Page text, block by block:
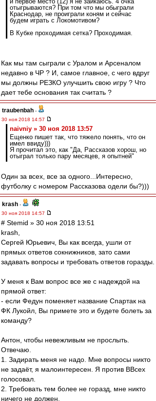
отыгрываются? При том что мы обыграли
Краснодар, не проиграли коням и сейчас
будем играть с Локомотивом?
В Кубке проходимая сетка? Проходимая.
Как мы там сыграли с Уралом и Арсеналом
недавно в ЧР ? И, самое главное, с чего вдруг
мы должны РЕЗКО улучшить свою игру ? Что
дает тебе основания так считать ?
traubenbah -
30 ноя 2018 14:57
naivniy » 30 ноя 2018 13:57
Ещенко пишет так, что тяжело понять, что он
имел ввиду)))
Я прочитал это, как "Да, Рассказов хорош, но
отыграл только пару месяцев, я опытней"
Один за всех, все за одного...Интересно,
футболку с номером Рассказова одели бы?)))
krash -
30 ноя 2018 14:57
# Stemid » 30 ноя 2018 13:51
krash,
Сергей Юрьевич, Вы как всегда, ушли от
прямых ответов сокнижников, зато сами
задавать вопросы и требовать ответов горазды.
У меня к Вам вопрос все же с надеждой на
прямой ответ:
- если Федун поменяет название Спартак на
ФК Лукойл, Вы примете это и будете болеть за
команду?
Антон, чтобы невежливым не прослыть.
Отвечаю.
1. Задирать меня не надо. Мне вопросы никто
не задаёт, я малоинтересен. Я против ВВсех
голосовал.
2. Требовать тем более не горазд, мне никто
ничего не должен.